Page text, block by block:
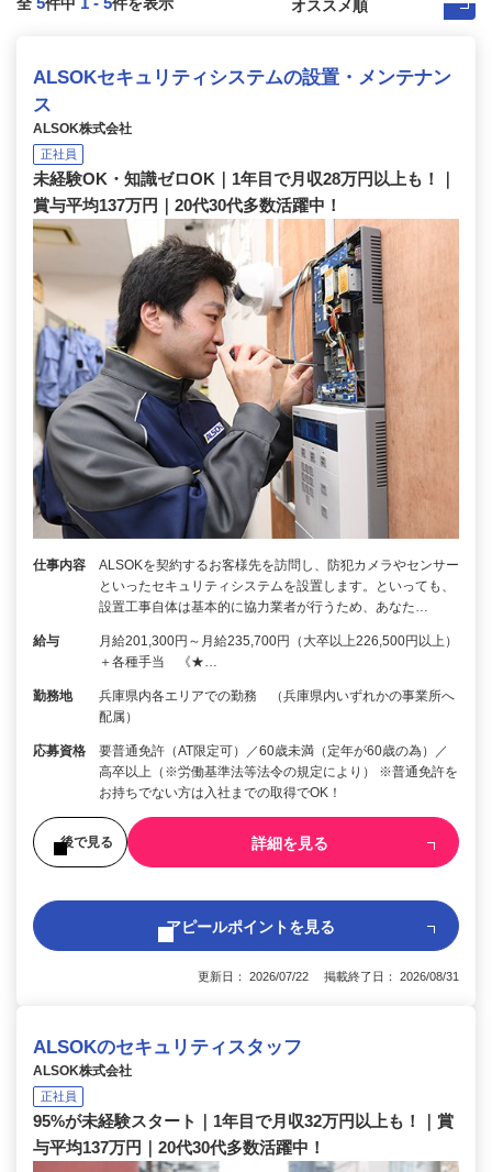
ALSOKセキュリティシステムの設置・メンテナン
ス
ALSOK株式会社
正社員
未経験OK・知識ゼロOK｜1年目で月収28万円以上も！｜
賞与平均137万円｜20代30代多数活躍中！
仕事内容
ALSOKを契約するお客様先を訪問し、防犯カメラやセンサー
といったセキュリティシステムを設置します。といっても、
設置工事自体は基本的に協力業者が行うため、あなた…
給与
月給201,300円～月給235,700円（大卒以上226,500円以上）
＋各種手当 《★…
勤務地
兵庫県内各エリアでの勤務 （兵庫県内いずれかの事業所へ
配属）
応募資格
要普通免許（AT限定可）／60歳未満（定年が60歳の為）／
高卒以上（※労働基準法等法令の規定により） ※普通免許を
お持ちでない方は入社までの取得でOK！
後で見る 詳細を見る
アピールポイントを見る
更新日： 2026/07/22 掲載終了日： 2026/08/31
ALSOKのセキュリティスタッフ
ALSOK株式会社
正社員
95%が未経験スタート｜1年目で月収32万円以上も！｜賞
与平均137万円｜20代30代多数活躍中！